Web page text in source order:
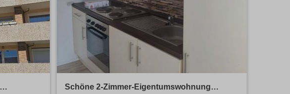
Schöne 2-Zimmer-Eigentumswohnung